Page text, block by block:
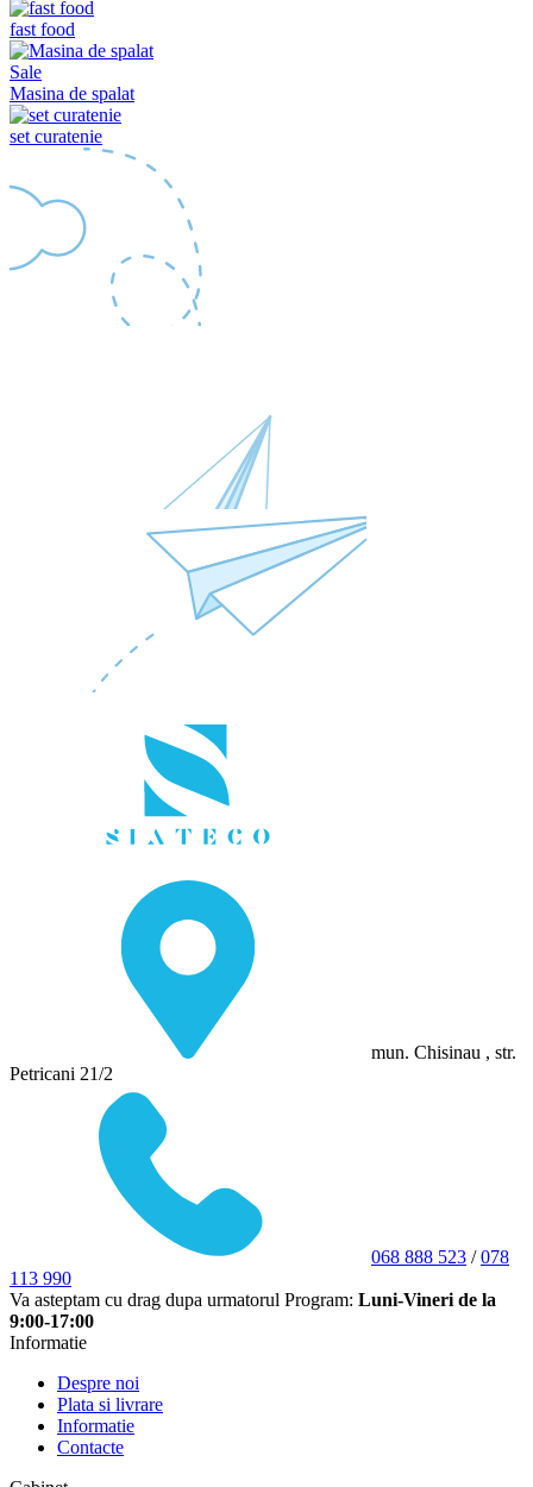
fast food
Sale
Masina de spalat
set curatenie
mun. Chisinau , str.
Petricani 21/2
068 888 523 /078
113 990
Va asteptam cu drag dupa urmatorul Program: Luni-Vineri de la
9:00-17:00
Informatie
Despre noi
Plata si livrare
Informatie
Contacte